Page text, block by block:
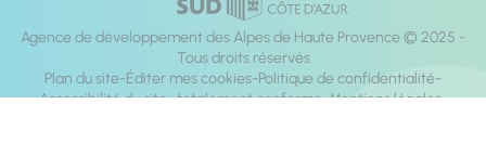
Agence de développement des Alpes de Haute Provence © 2025 -
Tous droits réservés
Plan du site Éditer mes cookies Politique de confidentialité
Accessibilité du site : totalement conforme Mentions légales